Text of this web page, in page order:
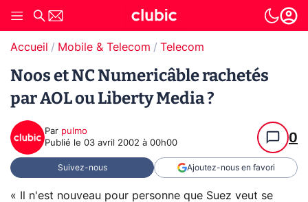
Accueil Mobile & Telecom Telecom
Noos et NC Numericâble rachetés
par AOL ou Liberty Media ?
Par pulmo
Publié le 03 avril 2002 à 00h00 0
Suivez-nous Ajoutez-nous en favori
« Il n'est nouveau pour personne que Suez veut se